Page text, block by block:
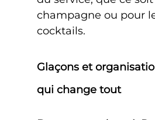
champagne ou pour
cocktails.
Glaçons et
qui change tout